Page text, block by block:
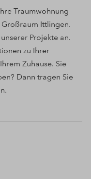
Traumwohnung
Ittlingen.
Projekte an.
zu Ihrer
Zuhause. Sie
Dann tragen Sie